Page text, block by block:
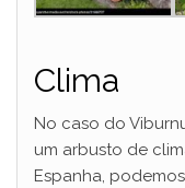
Clima
No caso do
um arbusto de
Espanha,